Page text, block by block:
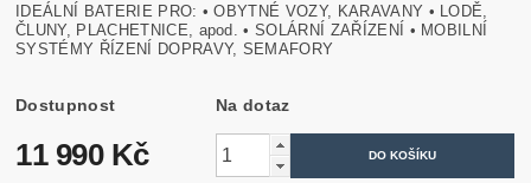
IDEÁLNÍ BATERIE PRO: • OBYTNÉ VOZY, KARAVANY • LODĚ,
ČLUNY, PLACHETNICE, apod.• SOLÁRNÍ ZAŘÍZENÍ • MOBILNÍ
SYSTÉMY ŘÍZENÍ DOPRAVY, SEMAFORY
Dostupnost Na dotaz
11 990 Kč